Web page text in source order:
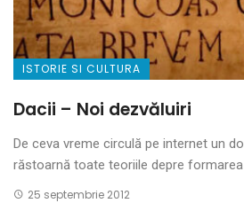
ISTORIE SI CULTURA
Dacii – Noi dezvăluiri
De ceva vreme circulă pe internet un
răstoarnă toate teoriile depre formarea
25 septembrie 2012